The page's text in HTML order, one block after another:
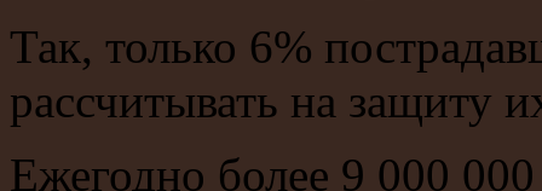
Так, только 6%
рассчитывать на защиту
Ежегодно более 9 000